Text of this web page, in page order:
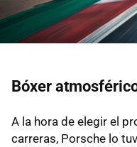
Bóxer
A la hora de elegir el
carreras, Porsche lo